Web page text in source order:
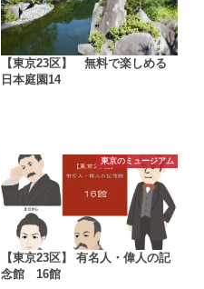
【東京23区】 無料で楽しめる
日本庭園14
東京のミュージアム
【東京23区】 有名人・偉人の記
念館 16館